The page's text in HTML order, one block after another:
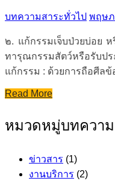
บทความสาระทั่วไป พฤษภ
๒. แก้กรรมเจ็บป่วยบ่อย ห
ทารุณกรรมสัตว์หรือรับปร
แก้กรรม : ด้วยการถือศีล
Read More
หมวดหมู่บทความ
ข่าวสาร (1)
งานบริการ (2)